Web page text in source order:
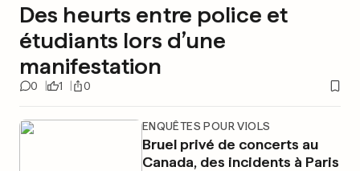
Des heurts entre police et
étudiants lors d’une
manifestation
0 1 0
ENQUÊTES POUR VIOLS
Bruel privé de concerts au
Canada, des incidents à Paris